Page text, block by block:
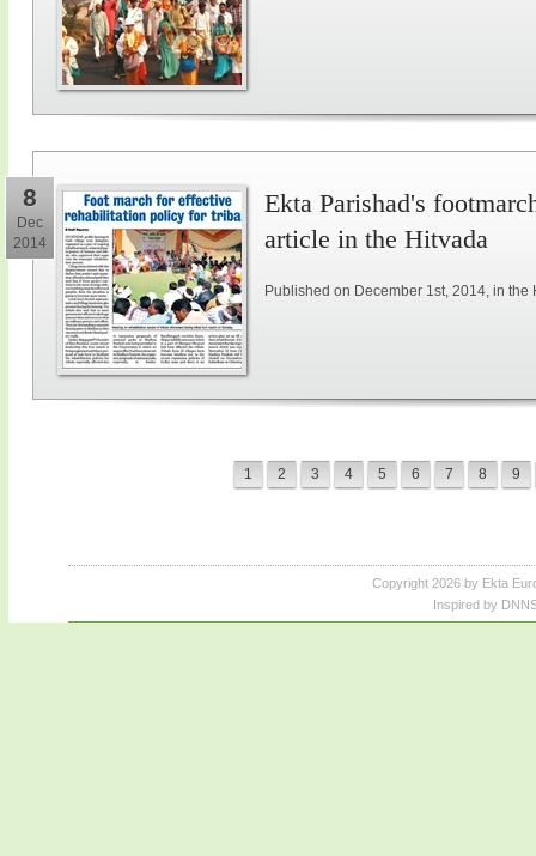
8
Dec
2014
Ekta Parishad's
article in the Hitvada
Published on December 1st, 2014, in the
1 2 3 4 5 6 7 8 9
Copyright 2026 by Ekta
Inspired by